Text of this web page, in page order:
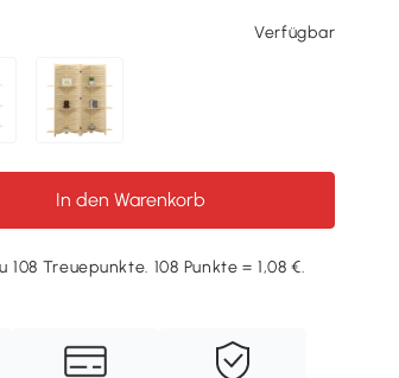
Verfügbar
In den Warenkorb
Treuepunkte. 108 Punkte = 1,08 €.